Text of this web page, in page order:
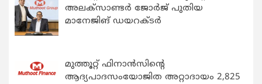
അലക്സാണ്ടർ ജോർജ് പുതിയ
മാനേജിങ് ഡയറക്ടർ
മുത്തൂറ്റ് ഫിനാൻസിന്റെ
ആദ്യപാദസംയോജിത അറ്റാദായം 2,825